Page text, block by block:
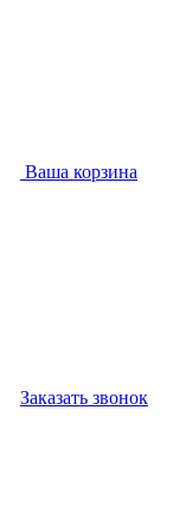
Ваша корзина
Заказать звонок